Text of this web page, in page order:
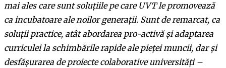
mai ales care sunt soluțiile pe care UVT le promovează
ca incubatoare ale noilor generații. Sunt de remarcat, ca
soluții practice, atât abordarea pro-activă și adaptarea
curriculei la schimbările rapide ale pieței muncii, dar și
desfășurarea de proiecte colaborative universități –